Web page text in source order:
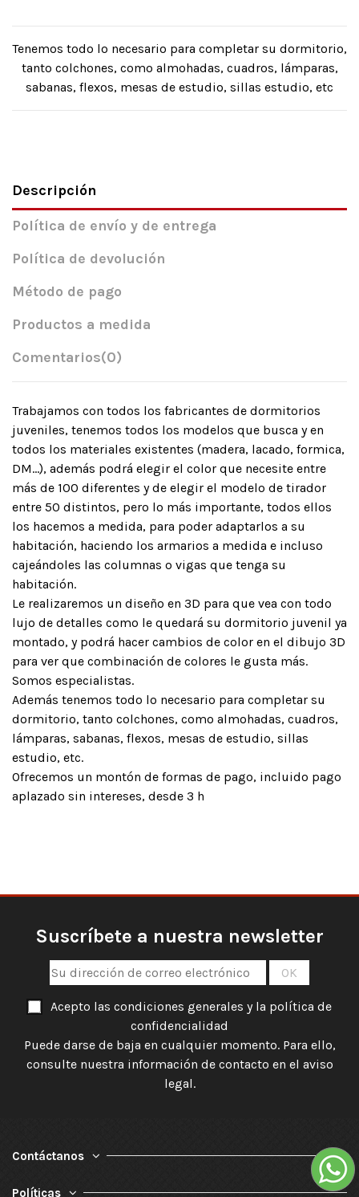
Tenemos todo lo necesario para completar su dormitorio,
tanto colchones, como almohadas, cuadros, lámparas,
sabanas, flexos, mesas de estudio, sillas estudio, etc
Descripción
Política de envío y de entrega
Política de devolución
Método de pago
Productos a medida
Comentarios(0)
Trabajamos con todos los fabricantes de dormitorios
juveniles, tenemos todos los modelos que busca y en
todos los materiales existentes (madera, lacado, formica,
DM…), además podrá elegir el color que necesite entre
más de 100 diferentes y de elegir el modelo de tirador
entre 50 distintos, pero lo más importante, todos ellos
los hacemos a medida, para poder adaptarlos a su
habitación, haciendo los armarios a medida e incluso
cajeándoles las columnas o vigas que tenga su
habitación.
Le realizaremos un diseño en 3D para que vea con todo
lujo de detalles como le quedará su dormitorio juvenil ya
montado, y podrá hacer cambios de color en el dibujo 3D
para ver que combinación de colores le gusta más.
Somos especialistas.
Además tenemos todo lo necesario para completar su
dormitorio, tanto colchones, como almohadas, cuadros,
lámparas, sabanas, flexos, mesas de estudio, sillas
estudio, etc.
Ofrecemos un montón de formas de pago, incluido pago
aplazado sin intereses, desde 3 h
Suscríbete a nuestra newsletter
Acepto las condiciones generales y la política de
confidencialidad
Puede darse de baja en cualquier momento. Para ello,
consulte nuestra información de contacto en el aviso
legal.
Contáctanos
Políticas